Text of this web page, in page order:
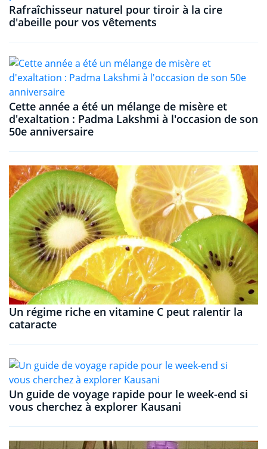
Rafraîchisseur naturel pour tiroir à la cire
d'abeille pour vos vêtements
Cette année a été un mélange de misère et
d'exaltation : Padma Lakshmi à l'occasion de son
50e anniversaire
Un régime riche en vitamine C peut ralentir la
cataracte
Un guide de voyage rapide pour le week-end si
vous cherchez à explorer Kausani